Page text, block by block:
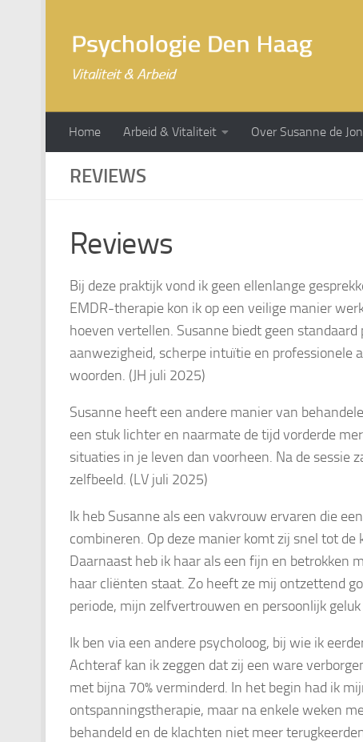
Home Arbeid & Vitaliteit Over Susanne de
REVIEWS
Reviews
Bij deze praktijk vond ik geen ellenlange
EMDR-therapie kon ik op een veilige manier
hoeven vertellen. Susanne biedt geen
aanwezigheid, scherpe intuïtie en professionele
woorden. (JH juli 2025)
Susanne heeft een andere manier van
een stuk lichter en naarmate de tijd vorderde
situaties in je leven dan voorheen. Na de sessie
zelfbeeld. (LV juli 2025)
Ik heb Susanne als een vakvrouw ervaren die
combineren. Op deze manier komt zij snel tot
Daarnaast heb ik haar als een fijn en betrokken
haar cliënten staat. Zo heeft ze mij ontzettend
periode, mijn zelfvertrouwen en persoonlijk
Ik ben via een andere psycholoog, bij wie ik
Achteraf kan ik zeggen dat zij een ware
met bijna 70% verminderd. In het begin had ik
ontspanningstherapie, maar na enkele weken
behandeld en de klachten niet meer